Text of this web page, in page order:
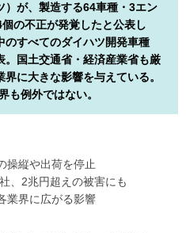
）が、製造する64車種・3エン
の不正が発覚したと公表し
のすべてのダイハツ開発車種
。国土交通省・経済産業省も厳
に大きな影響を与えている。
も例外ではない。
操縦や出荷を停止
、2兆円超えの被害にも
業界に広がる影響